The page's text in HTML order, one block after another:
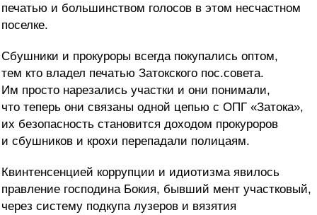
печатью и большинством голосов в этом несчастном
поселке.
Сбушники и прокуроры всегда покупались оптом,
тем кто владел печатью Затокского пос.совета.
Им просто нарезались участки и они понимали,
что теперь они связаны одной цепью с ОПГ «Затока»,
их безопасность становится доходом прокуроров
и сбушников и крохи перепадали полицаям.
Квинтенсенцией коррупции и идиотизма явилось
правление господина Бокия, бывший мент участковый,
через систему подкупа лузеров и вязятия